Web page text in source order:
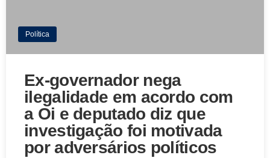
Política
Ex-governador nega
ilegalidade em acordo com
a Oi e deputado diz que
investigação foi motivada
por adversários políticos